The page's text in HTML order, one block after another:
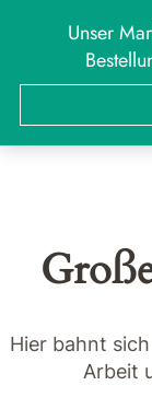
Unser
Hier bahnt
Arbeit